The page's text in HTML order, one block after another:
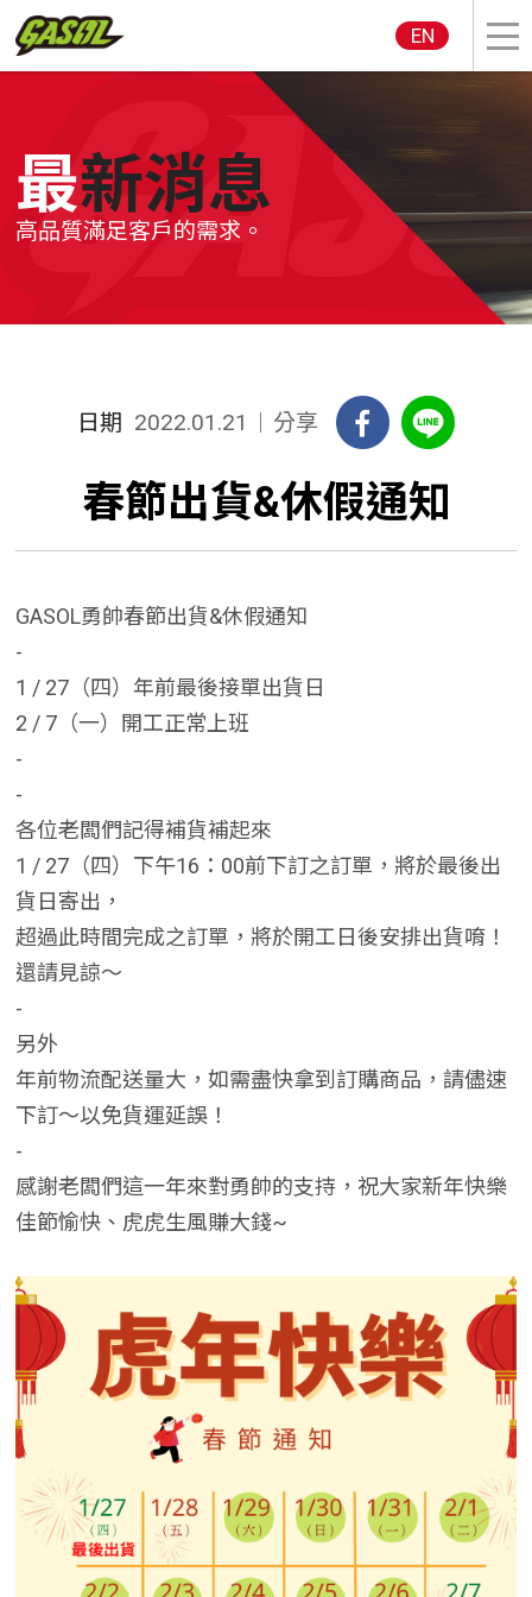
EN
最新消息
高品質滿足客戶的需求。
日期 2022.01.21 分享
春節出貨&休假通知
GASOL勇帥春節出貨&休假通知
-
1 / 27（四）年前最後接單出貨日
2 / 7（一）開工正常上班
-
-
各位老闆們記得補貨補起來
1 / 27（四）下午16：00前下訂之訂單，將於最後出
貨日寄出，
超過此時間完成之訂單，將於開工日後安排出貨唷！
還請見諒～
-
另外
年前物流配送量大，如需盡快拿到訂購商品，請儘速
下訂～以免貨運延誤！
-
感謝老闆們這一年來對勇帥的支持，祝大家新年快樂
佳節愉快、虎虎生風賺大錢~